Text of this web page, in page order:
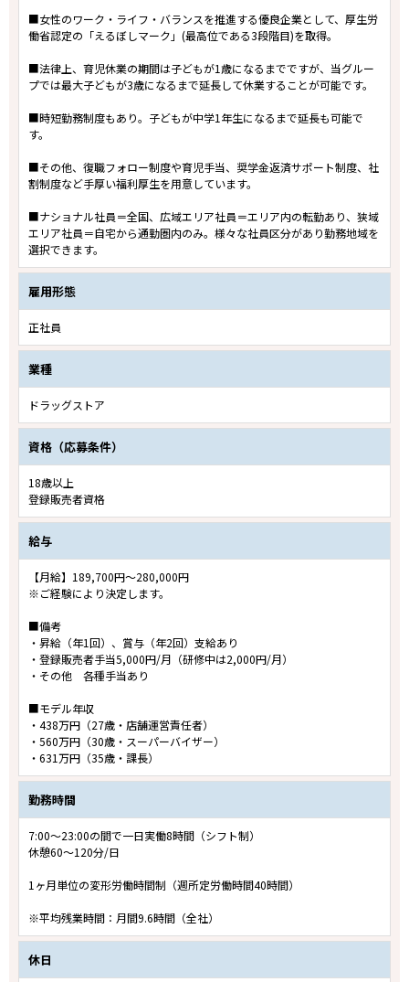
■女性のワーク・ライフ・バランスを推進する優良企業として、厚生労
働省認定の「えるぼしマーク」(最高位である3段階目)を取得。
■法律上、育児休業の期間は子どもが1歳になるまでですが、当グルー
プでは最大子どもが3歳になるまで延長して休業することが可能です。
■時短勤務制度もあり。子どもが中学1年生になるまで延長も可能で
す。
■その他、復職フォロー制度や育児手当、奨学金返済サポート制度、社
割制度など手厚い福利厚生を用意しています。
■ナショナル社員＝全国、広域エリア社員＝エリア内の転勤あり、狭域
エリア社員＝自宅から通勤圏内のみ。様々な社員区分があり勤務地域を
選択できます。
雇用形態
正社員
業種
ドラッグストア
資格（応募条件）
18歳以上
登録販売者資格
給与
【月給】189,700円～280,000円
※ご経験により決定します。
■備考
・昇給（年1回）、賞与（年2回）支給あり
・登録販売者手当5,000円/月（研修中は2,000円/月）
・その他 各種手当あり
■モデル年収
・438万円（27歳・店舗運営責任者）
・560万円（30歳・スーパーバイザー）
・631万円（35歳・課長）
勤務時間
7:00～23:00の間で一日実働8時間（シフト制）
休憩60～120分/日
1ヶ月単位の変形労働時間制（週所定労働時間40時間）
※平均残業時間：月間9.6時間（全社）
休日